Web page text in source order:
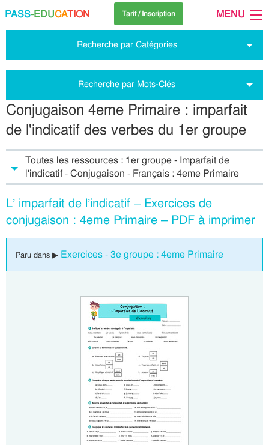
PASS-EDUCATION Tarif / Inscription MENU
Recherche par Catégories
Recherche par Mots-Clés
Conjugaison 4eme Primaire : imparfait
de l'indicatif des verbes du 1er groupe
Toutes les ressources : 1er groupe - Imparfait de
l'indicatif - Conjugaison - Français : 4eme Primaire
L’ imparfait de l’indicatif – Exercices de
conjugaison : 4eme Primaire – PDF à imprimer
Paru dans ▶ Exercices - 3e groupe : 4eme Primaire